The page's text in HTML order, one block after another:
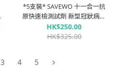
*5支裝* SAVEWO 十一合一抗
原快速檢測試劑 新型冠狀病毒
(COVID-19) / 鼻病毒 (RhV) / 人
類偏肺病毒 (hMPV) / 肺炎鏈球
副流感1/3型 (PIV 1/3) / 副流感
HK$250.00
HK$325.00
3 4 5